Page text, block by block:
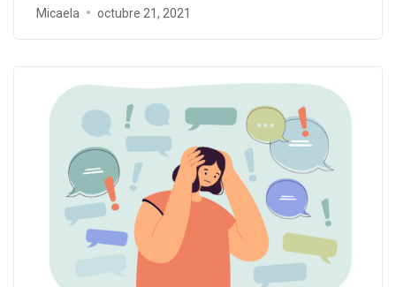
Micaela octubre 21, 2021